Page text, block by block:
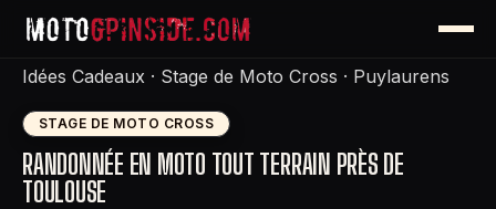
Idées Cadeaux · Stage de Moto Cross · Puylaurens
STAGE DE MOTO CROSS
RANDONNÉE EN MOTO TOUT TERRAIN PRÈS DE
TOULOUSE